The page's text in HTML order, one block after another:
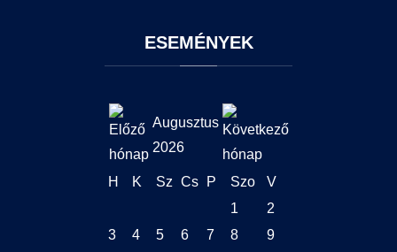
ESEMÉNYEK
Augusztus
2026
H K Sz Cs P Szo
V
1
2
3
4 5 6 7 8
9